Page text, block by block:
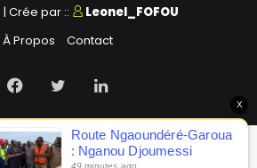
| Crée par ::
Leonel_FOFOU
À Propos
Contact
Facebook
TwitterLinkedin